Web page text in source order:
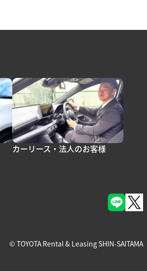
カーリース・法人のお客様
© TOYOTA Rental & Leasing SHIN-SAITAMA